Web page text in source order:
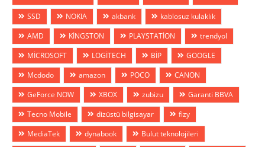
SSD
NOKIA akbank
kablosuz kulaklık
AMD
KİNGSTON PLAYSTATİON
trendyol
MİCROSOFT
LOGİTECH BİP
GOOGLE
Mcdodo
amazon POCO
CANON
GeForce NOW
XBOX zubizu
Garanti BBVA
Tecno Mobile
dizüstü bilgisayar
fizy
MediaTek
dynabook
Bulut teknolojileri